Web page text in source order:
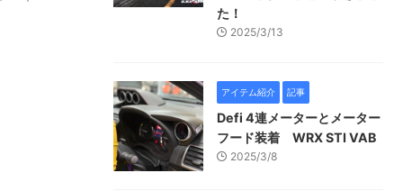
た！
2025/3/13
アイテム紹介 記事
Defi 4連メーターとメーター
フード装着 WRX STI VAB
2025/3/8